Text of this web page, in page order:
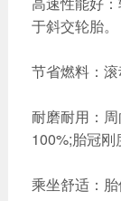
于斜交轮胎。
节省燃料：滚
耐磨耐用：
100%;胎冠刚
乘坐舒适：